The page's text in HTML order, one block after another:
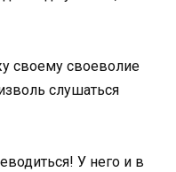
своему своеволие
слушаться
У него и в